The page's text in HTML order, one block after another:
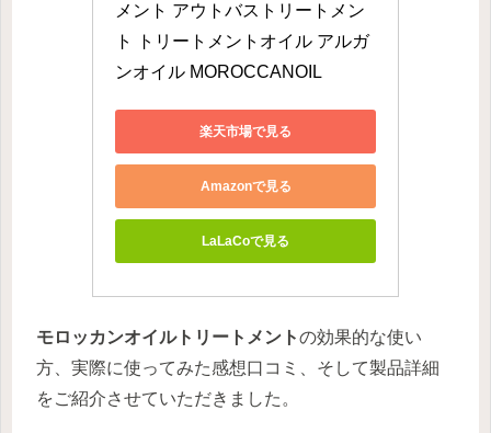
メント アウトバストリートメン
ト トリートメントオイル アルガ
ンオイル MOROCCANOIL
楽天市場で見る
Amazonで見る
LaLaCoで見る
モロッカンオイルトリートメントの効果的な使い
方、実際に使ってみた感想口コミ、そして製品詳細
をご紹介させていただきました。